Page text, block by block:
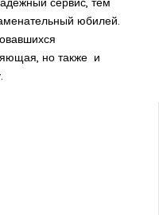
юбилей.
но также и